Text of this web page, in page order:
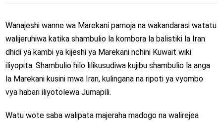
Wanajeshi wanne wa Marekani pamoja na wakandarasi watatu
walijeruhiwa katika shambulio la kombora la balistiki la Iran
dhidi ya kambi ya kijeshi ya Marekani nchini Kuwait wiki
iliyopita. Shambulio hilo lilikusudiwa kujibu shambulio la anga
la Marekani kusini mwa Iran, kulingana na ripoti ya vyombo
vya habari iliyotolewa Jumapili.
Watu wote saba walipata majeraha madogo na walirejea